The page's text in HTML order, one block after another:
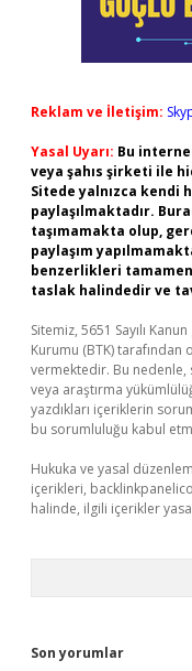
Reklam ve İletişim:
Yasal Uyarı: Bu
veya şahıs şirketi ile
Sitede yalnızca kendi
paylaşılmaktadır.
taşımamakta olup,
paylaşım
benzerlikleri
taslak halindedir ve
Sitemiz, 5651 Sayılı
Kurumu (BTK) tarafından
vermektedir. Bu
veya araştırma
yazdıkları içeriklerin
bu sorumluluğu kabul
Hukuka ve yasal
içerikleri,
halinde, ilgili içerikler
Son yorumlar